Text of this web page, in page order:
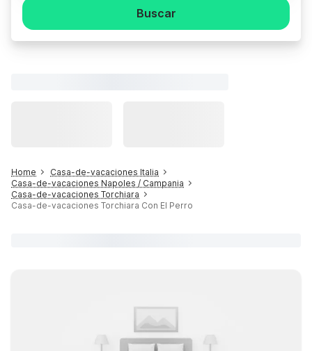
Buscar
Home
Casa-de-vacaciones Italia
Casa-de-vacaciones Napoles / Campania
Casa-de-vacaciones Torchiara
Casa-de-vacaciones Torchiara Con El Perro